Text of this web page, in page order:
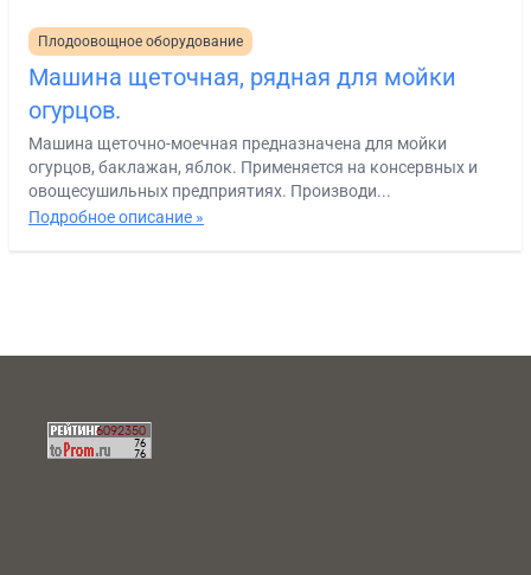
Плодоовощное оборудование
Машина щеточная, рядная для мойки
огурцов.
Машина щеточно-моечная предназначена для мойки
огурцов, баклажан, яблок. Применяется на консервных и
овощесушильных предприятиях. Производи...
Подробное описание »